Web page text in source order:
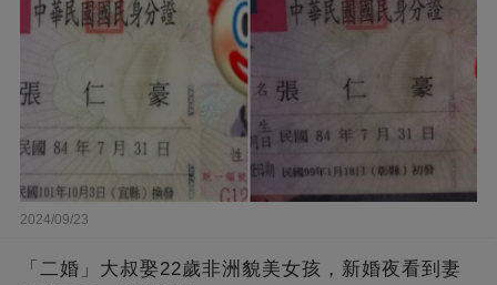
2024/09/23
「二婚」大叔娶22歲非洲貌美女孩，新婚夜看到妻